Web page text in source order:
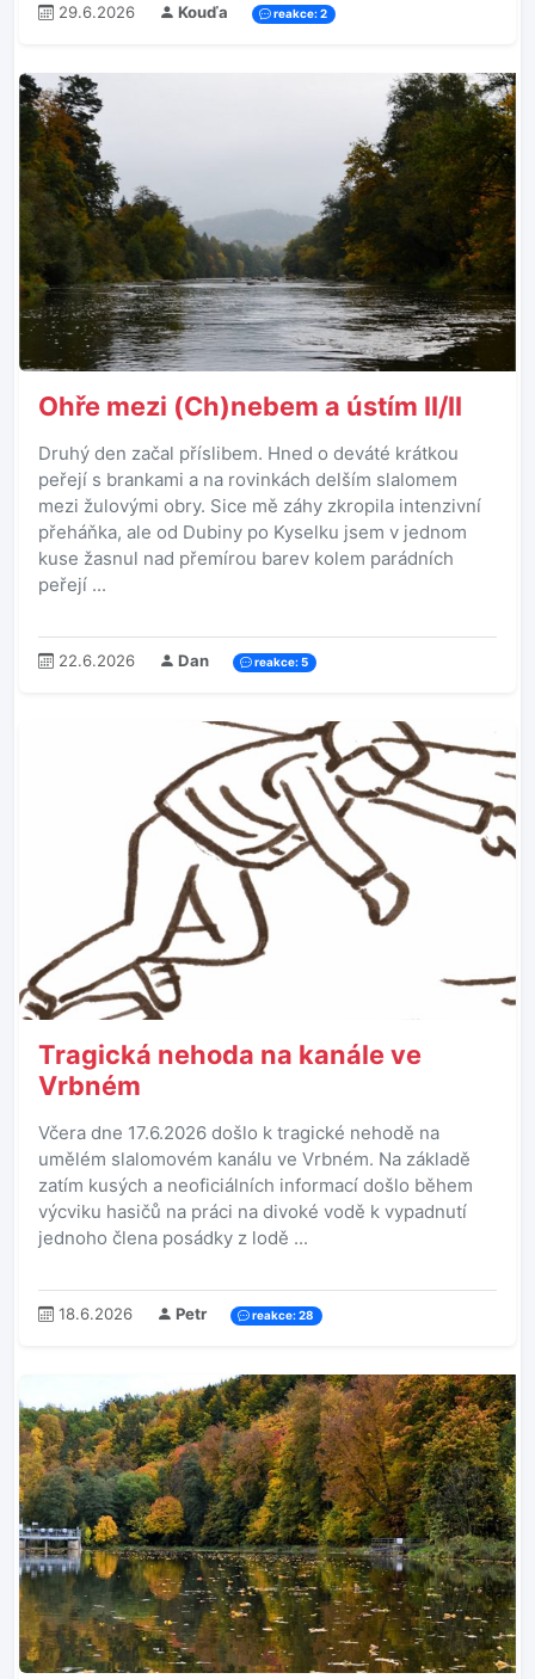
29.6.2026 Kouďa reakce: 2
Ohře mezi (Ch)nebem a ústím II/II
Druhý den začal příslibem. Hned o deváté krátkou
peřejí s brankami a na rovinkách delším slalomem
mezi žulovými obry. Sice mě záhy zkropila intenzivní
přeháňka, ale od Dubiny po Kyselku jsem v jednom
kuse žasnul nad přemírou barev kolem parádních
peřejí ...
22.6.2026 Dan reakce: 5
Tragická nehoda na kanále ve
Vrbném
Včera dne 17.6.2026 došlo k tragické nehodě na
umělém slalomovém kanálu ve Vrbném. Na základě
zatím kusých a neoficiálních informací došlo během
výcviku hasičů na práci na divoké vodě k vypadnutí
jednoho člena posádky z lodě ...
18.6.2026 Petr reakce: 28